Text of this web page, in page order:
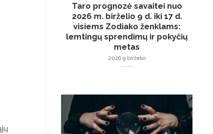
Taro prognozė savaitei nuo
2026 m. birželio 9 d. iki 17 d.
visiems Zodiako ženklams:
lemtingų sprendimų ir pokyčių
metas
2026 9 birželio